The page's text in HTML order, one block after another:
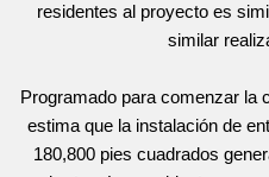
residentes al proyecto es
similar
Programado para comenzar la
estima que la instalación de
180,800 pies cuadrados